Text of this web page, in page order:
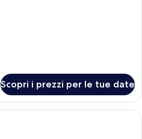
Scopri i prezzi per le tue date
Camera d'albergo moderna con